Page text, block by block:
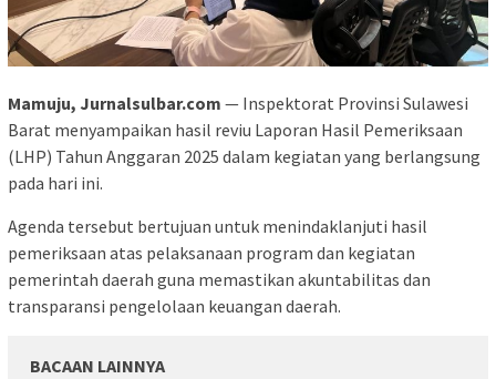
Mamuju, Jurnalsulbar.com — Inspektorat Provinsi Sulawesi
Barat menyampaikan hasil reviu Laporan Hasil Pemeriksaan
(LHP) Tahun Anggaran 2025 dalam kegiatan yang berlangsung
pada hari ini.
Agenda tersebut bertujuan untuk menindaklanjuti hasil
pemeriksaan atas pelaksanaan program dan kegiatan
pemerintah daerah guna memastikan akuntabilitas dan
transparansi pengelolaan keuangan daerah.
BACAAN LAINNYA